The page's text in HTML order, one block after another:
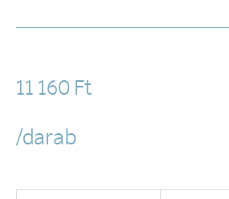
11 160 Ft
/darab